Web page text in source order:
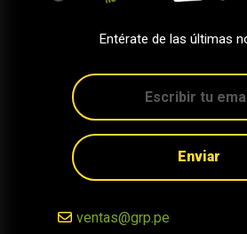
Entérate de las últimas
Enviar
ventas@grp.pe